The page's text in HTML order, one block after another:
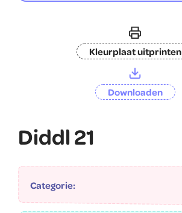
Kleurplaat uitprinten
Downloaden
Diddl 21
Categorie: